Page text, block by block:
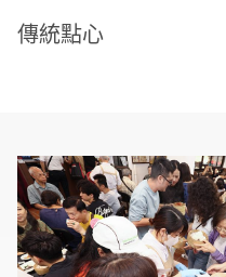
傳統點心